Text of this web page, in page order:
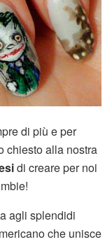
di più e per
chiesto alla nostra
di creare per noi
agli splendidi
che unisce